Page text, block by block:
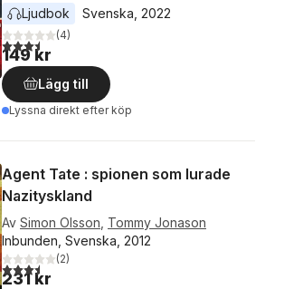
Ljudbok
Svenska 2022
3,5utav 5 stjärnor. Totalt antal röster:
(4)
149 kr
Lägg till
Lyssna direkt efter köp
Agent Tate : spionen som lurade
Nazityskland
Av Simon Olsson Tommy Jonason
Inbunden, Svenska, 2012
3,5utav 5 stjärnor. Totalt antal röster:
(2)
231 kr